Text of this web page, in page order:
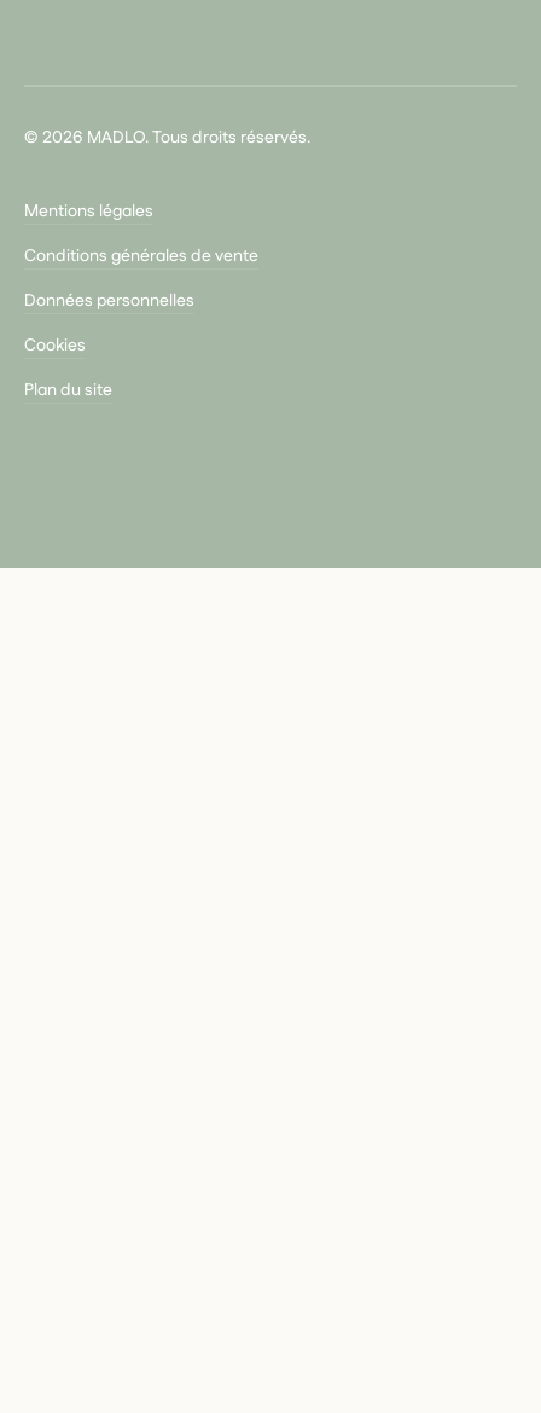
© 2026 MADLO. Tous droits réservés.
Mentions légales
Conditions générales de vente
Données personnelles
Cookies
Plan du site